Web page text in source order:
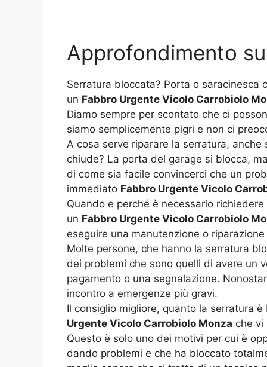
Approfondimento
Serratura bloccata? Porta o saracinesca
un Fabbro Urgente Vicolo Carrobiolo
Diamo sempre per scontato che ci
siamo semplicemente pigri e non ci
A cosa serve riparare la serratura,
chiude? La porta del garage si blocca,
di come sia facile convincerci che un
immediato Fabbro Urgente Vicolo
Quando e perché è necessario
un Fabbro Urgente Vicolo Carrobiolo
eseguire una manutenzione o
Molte persone, che hanno la serratura
dei problemi che sono quelli di avere un
pagamento o una segnalazione.
incontro a emergenze più gravi.
Il consiglio migliore, quanto la serratura
Urgente Vicolo Carrobiolo Monza che vi
Questo è solo uno dei motivi per cui è
dando problemi e che ha bloccato